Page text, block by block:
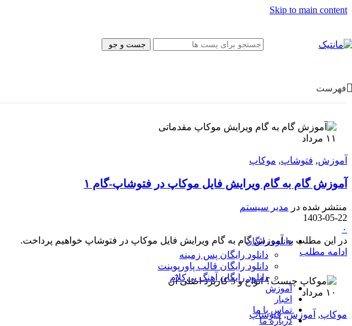
Skip to main content
جست و جو
فهرست
قالب سایت
موکاپ
پوستر و تبلیغات
بسته‌بندی
قالب وب‌سایت
قالب‌ سایت
UI/UX
دانلود رایگان
دانلود رایگان پس زمینه
دانلود رایگان قالب‌ پاورپوینت
دانلود رایگان آهنگ بی‌کلام
آموزش
اخبار
تماس با ما
درباره ما
۱۱ مرداد
آموزش, فتوشاپ, موکاپ
آموزش گام به گام ویرایش فایل موکاپ در فتوشاپ-گام ۱
منتشر شده در مدیر سیستم
1403-05-22
۰
در این مطلب به آموزش گام به گام ویرایش فایل موکاپ در فتوشاپ خواهیم پرداخت.
ادامه مطلب
۱۰ مرداد
موکاپ, آموزش,فتوشاپ